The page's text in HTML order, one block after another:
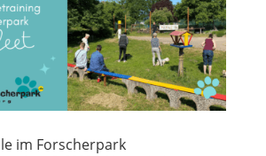
im Forscherpark